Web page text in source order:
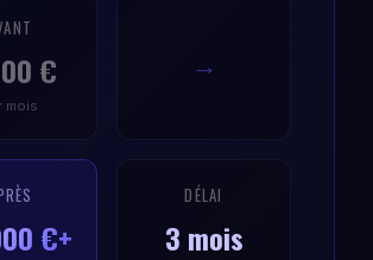
€
mois
→
€+
DÉLAI
3 mois